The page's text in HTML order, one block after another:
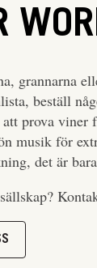
grannarna
beställ
prova viner
musik för
det är